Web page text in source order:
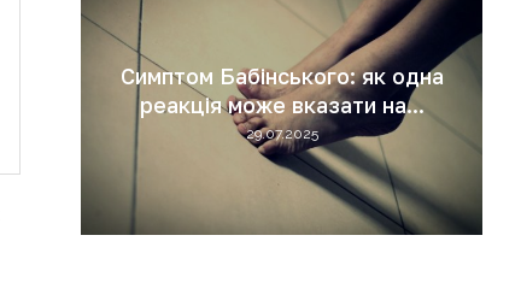
Симптом Бабінського: як одна
реакція може вказати на...
29.07.2025